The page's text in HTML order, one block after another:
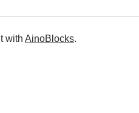
with AinoBlocks.